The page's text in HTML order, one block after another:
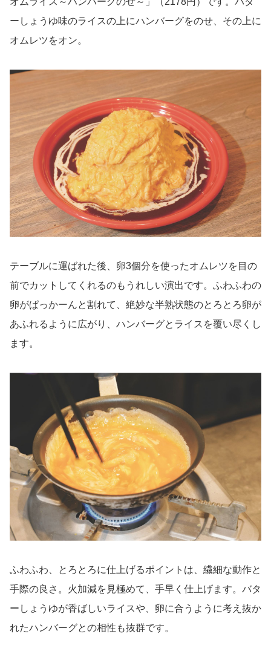
ーしょうゆ味のライスの上にハンバーグをのせ、その上に
オムレツをオン。
テーブルに運ばれた後、卵3個分を使ったオムレツを目の
前でカットしてくれるのもうれしい演出です。ふわふわの
卵がぱっかーんと割れて、絶妙な半熟状態のとろとろ卵が
あふれるように広がり、ハンバーグとライスを覆い尽くし
ます。
ふわふわ、とろとろに仕上げるポイントは、繊細な動作と
手際の良さ。火加減を見極めて、手早く仕上げます。バタ
ーしょうゆが香ばしいライスや、卵に合うように考え抜か
れたハンバーグとの相性も抜群です。